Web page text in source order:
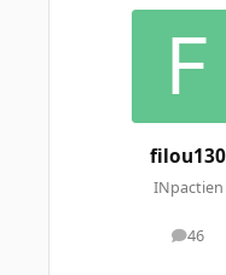
filou130
INpactien
46